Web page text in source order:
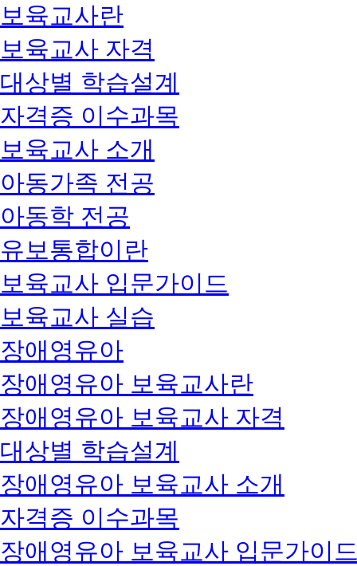
보육교사란
보육교사 자격
대상별 학습설계
자격증 이수과목
보육교사 소개
아동가족 전공
아동학 전공
유보통합이란
보육교사 입문가이드
보육교사 실습
장애영유아
장애영유아 보육교사란
장애영유아 보육교사 자격
대상별 학습설계
장애영유아 보육교사 소개
자격증 이수과목
장애영유아 보육교사 입문가이